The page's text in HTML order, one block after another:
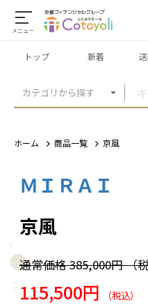
メニュー
カテゴリから探す
トップ 新着
ホーム 商品一覧 京風
ＭＩＲＡＩ
京風
通常価格385,000円（
115,500円 （税込）